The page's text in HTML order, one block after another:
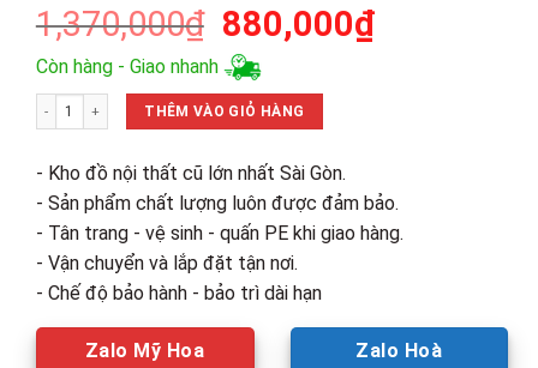
1,370,000₫ Giá
gốc
là:
1,370,000₫.
880,000₫Giá
Còn hàng - Giao nhanh
Thanh Lý Bàn Làm Việc 1M2 2 Hộc Mới 99% (Nhiều Màu) số lượng
THÊM VÀO GIỎ HÀNG
- Kho đồ nội thất cũ lớn nhất Sài Gòn.
- Sản phẩm chất lượng luôn được đảm bảo.
- Tân trang - vệ sinh - quấn PE khi giao hàng.
- Vận chuyển và lắp đặt tận nơi.
- Chế độ bảo hành - bảo trì dài hạn
Zalo Mỹ Hoa Zalo Hoà